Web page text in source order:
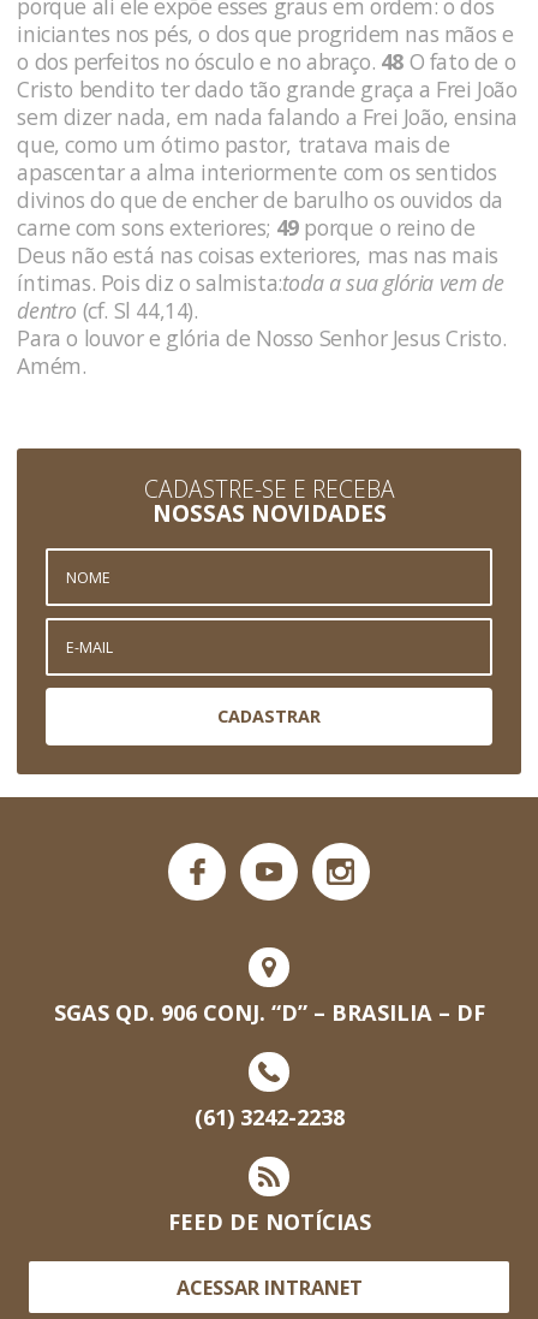
iniciantes nos pés, o dos que progri­dem nas mãos e
o dos perfeitos no ósculo e no abraço. 48 O fato de o
Cristo bendito ter dado tão grande graça a Frei João
sem dizer nada, em nada falando a Frei João, ensina
que, como um ótimo pastor, tratava mais de
apascentar a alma interiormente com os sentidos
divinos do que de encher de barulho os ouvidos da
carne com sons exte­riores; 49 porque o reino de
Deus não está nas coisas exteriores, mas nas mais
íntimas. Pois diz o salmista:toda a sua glória vem de
dentro (cf. Sl 44,14).
Para o louvor e glória de Nosso Senhor Jesus Cristo.
Amém.
CADASTRE-SE E RECEBA
NOSSAS NOVIDADES
CADASTRAR
SGAS QD. 906 CONJ. “D” – BRASILIA – DF
(61) 3242-2238
FEED DE NOTÍCIAS
ACESSAR INTRANET